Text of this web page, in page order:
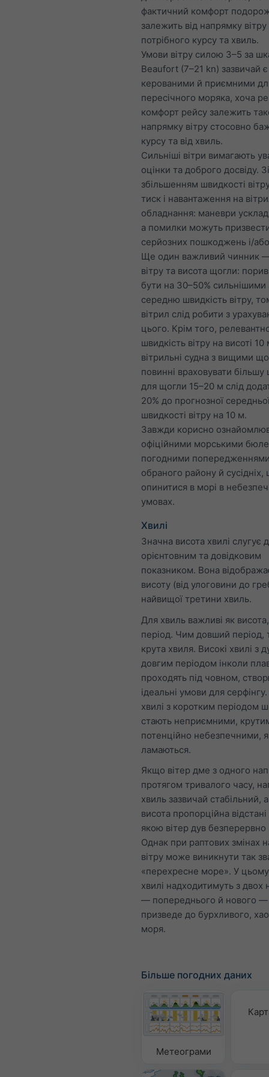
фактичний комфорт
залежить від напрямку
потрібного курсу та хвиль.
Умови вітру силою 3–5 за
Beaufort (7–21 kn) зазвичай є
керованими й приємними
пересічного моряка, хоча
комфорт рейсу залежить
напрямку вітру стосовно
курсу та від хвиль.
Сильніші вітри вимагають
оцінки та доброго досвіду. Зі
збільшенням швидкості
тиск і навантаження на
обладнання: маневри
а помилки можуть
серйозних пошкоджень і/
Ще один важливий чинник
вітру та висота щогли:
бути на 30–50% сильнішими
середню швидкість вітру,
вітрил слід робити з
цього. Крім того,
швидкість вітру на висоті
вітрильні судна з вищими
повинні враховувати більшу
для щогли 15–20 м слід
20% до прогнозної
швидкості вітру на 10 м.
Завжди корисно
офіційними морськими
погодними
обраного району й
опинитися в морі в
умовах.
Хвилі
Значна висота хвилі слугує
орієнтовним та довідковим
показником. Вона
висоту (від улоговини до
найвищої третини хвиль.
Для хвиль важливі як висота,
період. Чим довший
крута хвиля. Високі хвилі з
довгим періодом інколи
проходять під човном,
ідеальні умови для
хвилі з коротким періодом
стають неприємними,
потенційно небезпечними,
ламаються.
Якщо вітер дме з одного
протягом тривалого часу,
хвиль зазвичай стабільний, а
висота пропорційна
якою вітер дув
Однак при раптових змінах
вітру може виникнути так
«перехресне море». У
хвилі надходитимуть з двох
— попереднього й нового
призведе до бурхливого,
моря.
Більше погодних даних
Метеограми